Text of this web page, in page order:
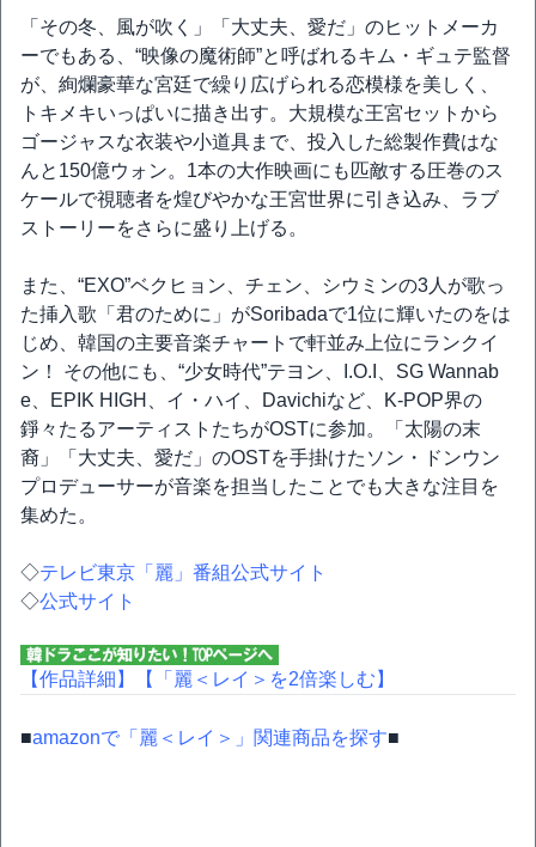
「その冬、風が吹く」「大丈夫、愛だ」のヒットメーカ
ーでもある、“映像の魔術師”と呼ばれるキム・ギュテ監督
が、絢爛豪華な宮廷で繰り広げられる恋模様を美しく、
トキメキいっぱいに描き出す。大規模な王宮セットから
ゴージャスな衣装や小道具まで、投入した総製作費はな
んと150億ウォン。1本の大作映画にも匹敵する圧巻のス
ケールで視聴者を煌びやかな王宮世界に引き込み、ラブ
ストーリーをさらに盛り上げる。
また、“EXO”ベクヒョン、チェン、シウミンの3人が歌っ
た挿入歌「君のために」がSoribadaで1位に輝いたのをは
じめ、韓国の主要音楽チャートで軒並み上位にランクイ
ン！ その他にも、“少女時代”テヨン、I.O.I、SG Wannab
e、EPIK HIGH、イ・ハイ、Davichiなど、K-POP界の
錚々たるアーティストたちがOSTに参加。「太陽の末
裔」「大丈夫、愛だ」のOSTを手掛けたソン・ドンウン
プロデューサーが音楽を担当したことでも大きな注目を
集めた。
◇テレビ東京「麗」番組公式サイト
◇公式サイト
【作品詳細】 【「麗＜レイ＞を2倍楽しむ】
■amazonで「麗＜レイ＞」関連商品を探す■